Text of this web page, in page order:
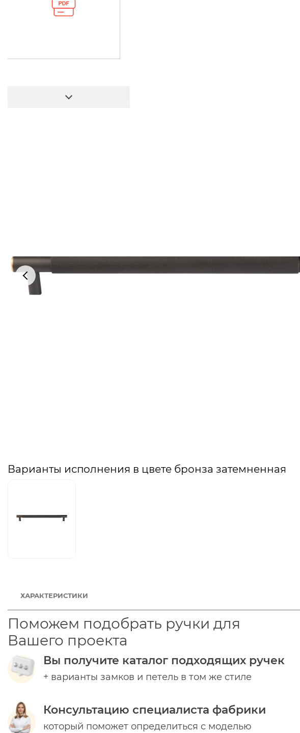
Варианты исполнения в цвете бронза затемненная
ХАРАКТЕРИСТИКИ
Поможем подобрать ручки для
Вашего проекта
Вы получите каталог подходящих ручек
+ варианты замков и петель в том же стиле
Консультацию специалиста фабрики
который поможет определиться с моделью